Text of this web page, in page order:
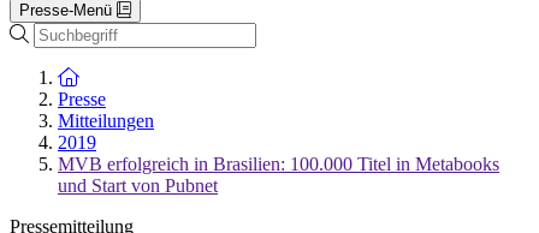
Presse-Menü
Suche
Zur Startseite
Presse
Mitteilungen
2019
MVB erfolgreich in Brasilien: 100.000 Titel in Metabooks
und Start von Pubnet
Pressemitteilung